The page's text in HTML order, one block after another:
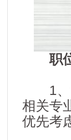
职位
1、大
相关专
优先考